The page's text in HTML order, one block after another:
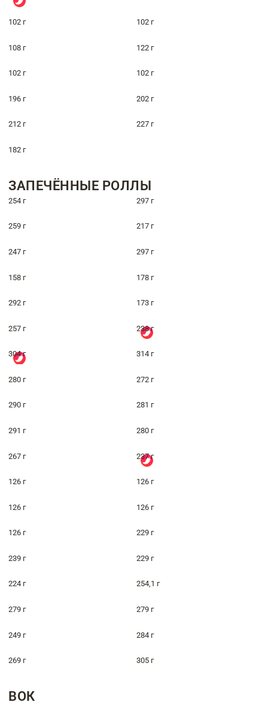
102 г 102 г
108 г 122 г
102 г 102 г
196 г 202 г
212 г 227 г
182 г
ЗАПЕЧЁННЫЕ РОЛЛЫ
254 г 297 г
259 г 217 г
247 г 297 г
158 г 178 г
292 г 173 г
257 г 238 г
304 г 314 г
280 г 272 г
290 г 281 г
291 г 280 г
267 г 237 г
126 г 126 г
126 г 126 г
126 г 229 г
239 г 229 г
224 г 254,1 г
279 г 279 г
249 г 284 г
269 г 305 г
ВОК